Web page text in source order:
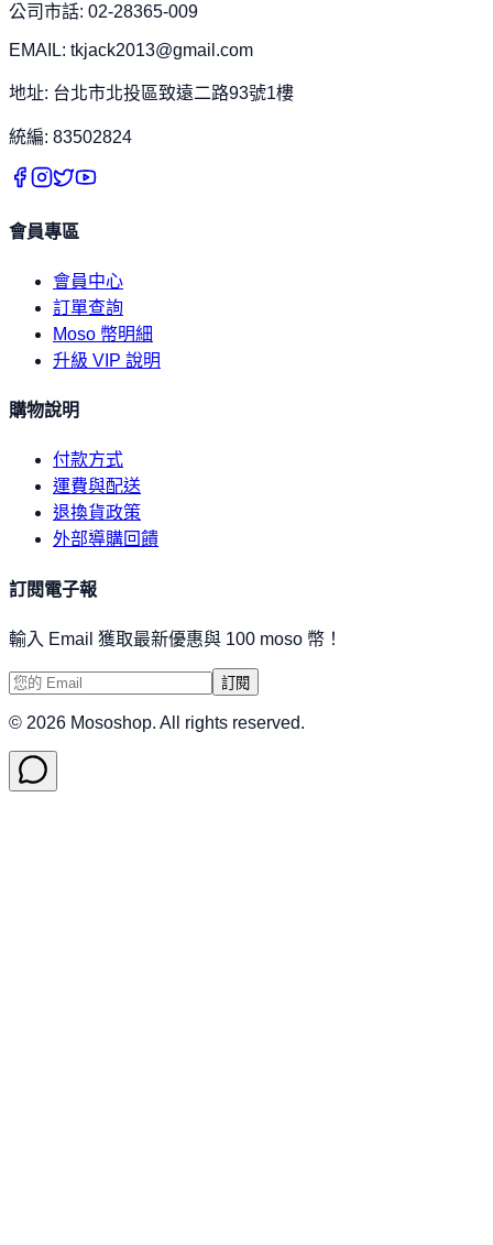
公司市話: 02-28365-009
EMAIL: tkjack2013@gmail.com
地址: 台北市北投區致遠二路93號1樓
統編: 83502824
會員專區
會員中心
訂單查詢
Moso 幣明細
升級 VIP 說明
購物說明
付款方式
運費與配送
退換貨政策
外部導購回饋
訂閱電子報
輸入 Email 獲取最新優惠與 100 moso 幣！
訂閱
© 2026 Mososhop. All rights reserved.